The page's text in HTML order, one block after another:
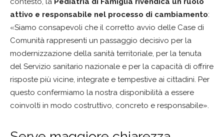
attivo e responsabile nel processo di cambiamento:
«Siamo consapevoli che il corretto avvio delle Case di
Comunità rappresenti un passaggio decisivo per la
modernizzazione della sanità territoriale, per la tenuta
del Servizio sanitario nazionale e per la capacità di offrire
risposte più vicine, integrate e tempestive ai cittadini. Per
questo confermiamo la nostra disponibilità a essere
coinvolti in modo costruttivo, concreto e responsabile».